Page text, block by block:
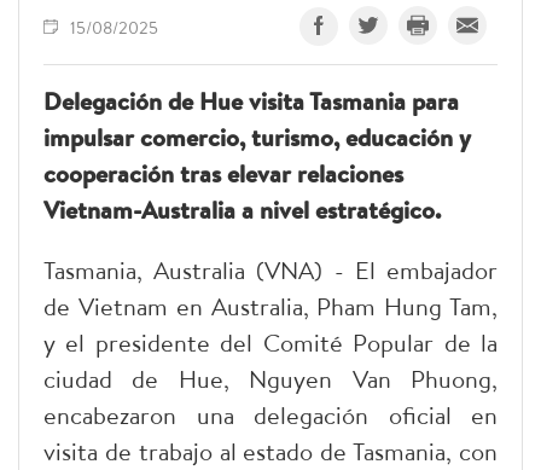
15/08/2025
Delegación de Hue visita Tasmania para
impulsar comercio, turismo, educación y
cooperación tras elevar relaciones
Vietnam-Australia a nivel estratégico.
Tasmania, Australia (VNA) - El embajador
de Vietnam en Australia, Pham Hung Tam,
y el presidente del Comité Popular de la
ciudad de Hue, Nguyen Van Phuong,
encabezaron una delegación oficial en
visita de trabajo al estado de Tasmania, con